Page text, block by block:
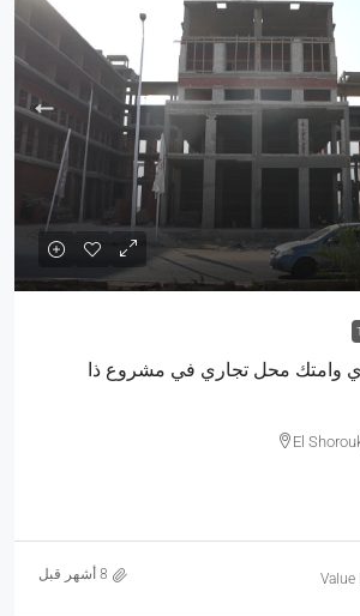
وامتك محل تجاري في مشروع ذا
El
Value